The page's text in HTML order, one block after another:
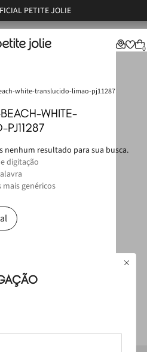
PETITE JOLIE
0
white-translucido-limao-pj11287
WHITE-
PJ11287
resultado para sua busca.
digitação
genéricos